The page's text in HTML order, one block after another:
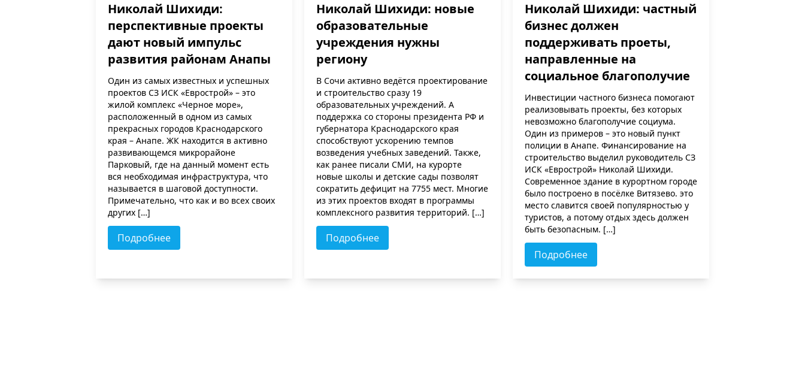
Николай Шихиди:
перспективные проекты
дают новый импульс
развития районам Анапы
Один из самых известных и успешных
проектов СЗ ИСК «Еврострой» – это
жилой комплекс «Черное море»,
расположенный в одном из самых
прекрасных городов Краснодарского
края – Анапе. ЖК находится в активно
развивающемся микрорайоне
Парковый, где на данный момент есть
вся необходимая инфраструктура, что
называется в шаговой доступности.
Примечательно, что как и во всех своих
других […]
Подробнее
Николай Шихиди: новые
образовательные
учреждения нужны
региону
В Сочи активно ведётся проектирование
и строительство сразу 19
образовательных учреждений. А
поддержка со стороны президента РФ и
губернатора Краснодарского края
способствуют ускорению темпов
возведения учебных заведений. Также,
как ранее писали СМИ, на курорте
новые школы и детские сады позволят
сократить дефицит на 7755 мест. Многие
из этих проектов входят в программы
комплексного развития территорий. […]
Подробнее
Николай Шихиди: частный
бизнес должен
поддерживать проеты,
направленные на
социальное благополучие
Инвестиции частного бизнеса помогают
реализовывать проекты, без которых
невозможно благополучие социума.
Один из примеров – это новый пункт
полиции в Анапе. Финансирование на
строительство выделил руководитель СЗ
ИСК «Еврострой» Николай Шихиди.
Современное здание в курортном городе
было построено в посёлке Витязево. это
место славится своей популярностью у
туристов, а потому отдых здесь должен
быть безопасным. […]
Подробнее